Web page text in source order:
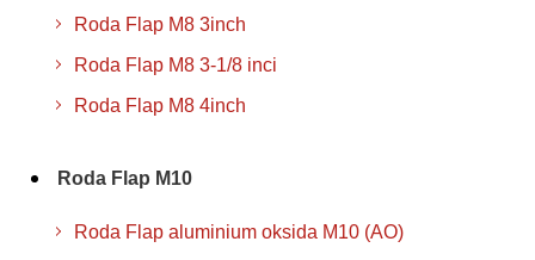
Roda Flap M8 3inch
Roda Flap M8 3-1/8 inci
Roda Flap M8 4inch
Roda Flap M10
Roda Flap aluminium oksida M10 (AO)